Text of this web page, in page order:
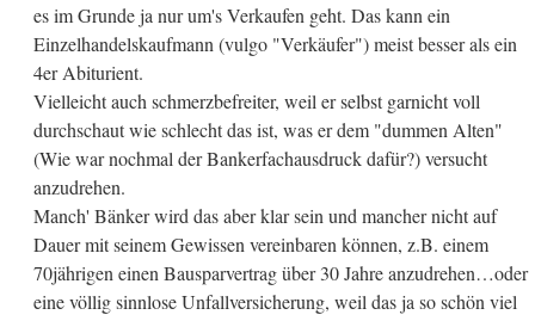
es im Grunde ja nur um's Verkaufen geht. Das kann ein
Einzelhandelskaufmann (vulgo "Verkäufer") meist besser als ein
4er Abiturient.
Vielleicht auch schmerzbefreiter, weil er selbst garnicht voll
durchschaut wie schlecht das ist, was er dem "dummen Alten"
(Wie war nochmal der Bankerfachausdruck dafür?) versucht
anzudrehen.
Manch' Bänker wird das aber klar sein und mancher nicht auf
Dauer mit seinem Gewissen vereinbaren können, z.B. einem
70jährigen einen Bausparvertrag über 30 Jahre anzudrehen…oder
eine völlig sinnlose Unfallversicherung, weil das ja so schön viel